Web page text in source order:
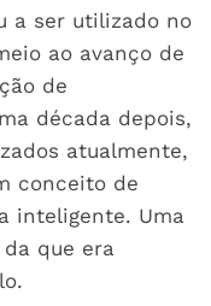
a ser utilizado no
ao avanço de
de
década depois,
atualmente,
conceito de
inteligente. Uma
que era